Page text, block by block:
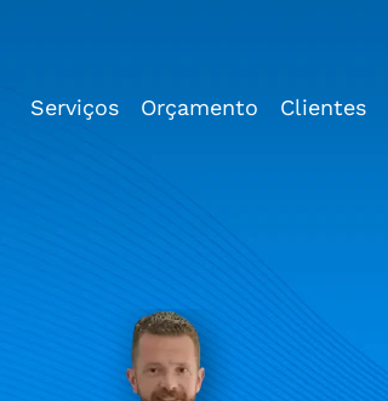
Serviços Orçamento Clientes